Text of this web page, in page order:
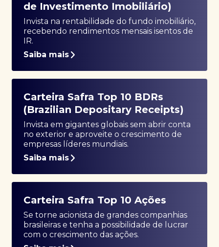
de Investimento Imobiliário)
Invista na rentabilidade do fundo imobiliário,
recebendo rendimentos mensais isentos de
IR.
Saiba mais
Carteira Safra Top 10 BDRs
(Brazilian Depositary Receipts)
Invista em gigantes globais sem abrir conta
no exterior e aproveite o crescimento de
empresas líderes mundiais.
Saiba mais
Carteira Safra Top 10 Ações
Se torne acionista de grandes companhias
brasileiras e tenha a possibilidade de lucrar
com o crescimento das ações.